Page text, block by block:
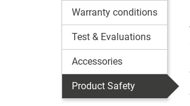
Warranty conditions
Test & Evaluations
Accessories
Product Safety